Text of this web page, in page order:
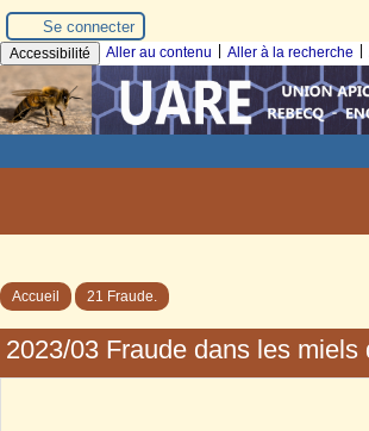
Se connecter
Accessibilité Aller au contenu Aller à la recherche
Accueil 21 Fraude.
2023/03 Fraude dans les miels